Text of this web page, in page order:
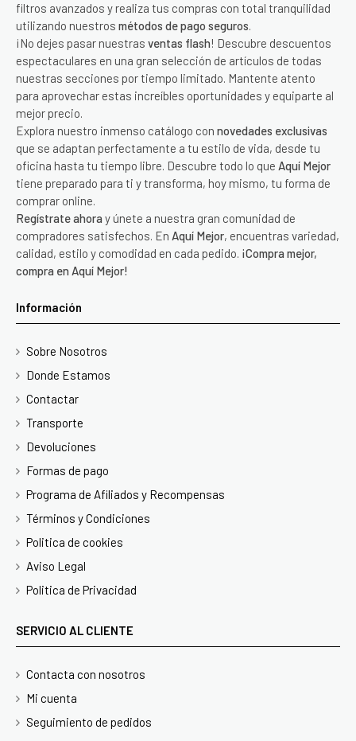
filtros avanzados y realiza tus compras con total tranquilidad
utilizando nuestros métodos de pago seguros.
¡No dejes pasar nuestras ventas flash! Descubre descuentos
espectaculares en una gran selección de artículos de todas
nuestras secciones por tiempo limitado. Mantente atento
para aprovechar estas increíbles oportunidades y equiparte al
mejor precio.
Explora nuestro inmenso catálogo con novedades exclusivas
que se adaptan perfectamente a tu estilo de vida, desde tu
oficina hasta tu tiempo libre. Descubre todo lo que Aquí Mejor
tiene preparado para ti y transforma, hoy mismo, tu forma de
comprar online.
Regístrate ahora y únete a nuestra gran comunidad de
compradores satisfechos. En Aquí Mejor, encuentras variedad,
calidad, estilo y comodidad en cada pedido. ¡Compra mejor,
compra en Aquí Mejor!
Información
Sobre Nosotros
Donde Estamos
Contactar
Transporte
Devoluciones
Formas de pago
Programa de Afiliados y Recompensas
Términos y Condiciones
Politica de cookies
Aviso Legal
Politica de Privacidad
SERVICIO AL CLIENTE
Contacta con nosotros
Mi cuenta
Seguimiento de pedidos